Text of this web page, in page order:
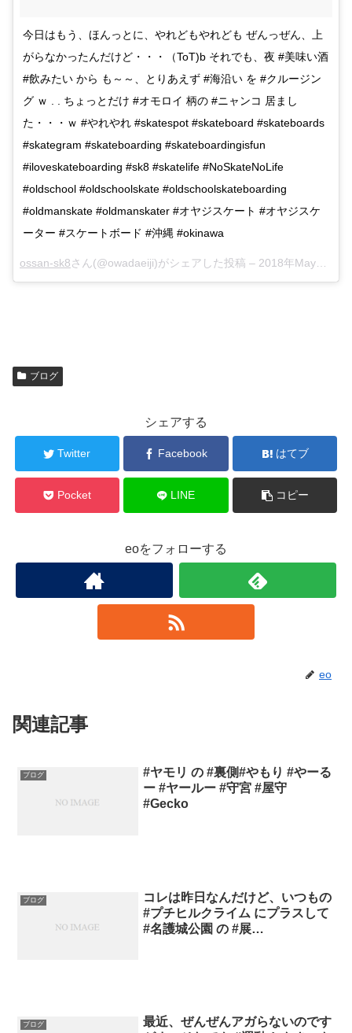
今日はもう、ほんっとに、やれどもやれども ぜんっぜん、上
がらなかったんだけど・・・（ToT)b それでも、夜 #美味い酒
#飲みたい から も～～、とりあえず #海沿い を #クルージン
グ ｗ . . ちょっとだけ #オモロイ 柄の #ニャンコ 居まし
た・・・ｗ #やれやれ #skatespot #skateboard #skateboards
#skategram #skateboarding #skateboardingisfun
#iloveskateboarding #sk8 #skatelife #NoSkateNoLife
#oldschool #oldschoolskate #oldschoolskateboarding
#oldmanskate #oldmanskater #オヤジスケート #オヤジスケ
ーター #スケートボード #沖縄 #okinawa
ossan-sk8さん(@owadaeiji)がシェアした投稿 – 2018年May月7日pm1時34分PDT
ブログ
シェアする
Twitter Facebook はてブ
Pocket LINE コピー
eoをフォローする
eo
関連記事
ブログ
#ヤモリ の #裏側#やもり #やーる
ー #ヤールー #守宮 #屋守
#Gecko
ブログ
コレは昨日なんだけど、いつもの
#プチヒルクライム にプラスして
#名護城公園 の #展…
ブログ
最近、ぜんぜんアガらないのです